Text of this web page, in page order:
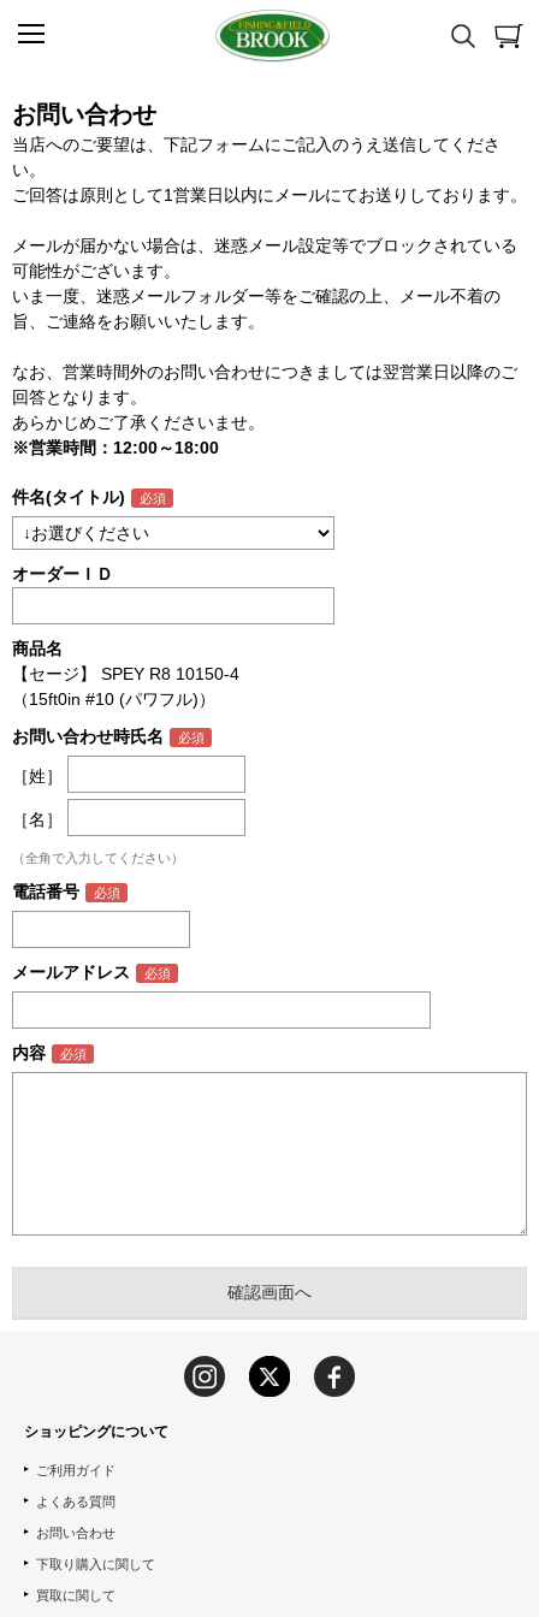
お問い合わせ
当店へのご要望は、下記フォームにご記入のうえ送信してくださ
い。
ご回答は原則として1営業日以内にメールにてお送りしております。
メールが届かない場合は、迷惑メール設定等でブロックされている
可能性がございます。
いま一度、迷惑メールフォルダー等をご確認の上、メール不着の
旨、ご連絡をお願いいたします。
なお、営業時間外のお問い合わせにつきましては翌営業日以降のご
回答となります。
あらかじめご了承くださいませ。
※営業時間：12:00～18:00
件名(タイトル)
オーダーＩＤ
商品名
【セージ】 SPEY R8 10150-4
（15ft0in #10 (パワフル)）
お問い合わせ時氏名
［姓］
［名］
（全角で入力してください）
電話番号
メールアドレス
内容
ショッピングについて
ご利用ガイド
よくある質問
お問い合わせ
下取り購入に関して
買取に関して